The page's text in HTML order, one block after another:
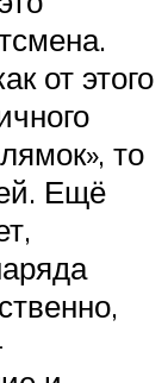
от этого
то
Ещё